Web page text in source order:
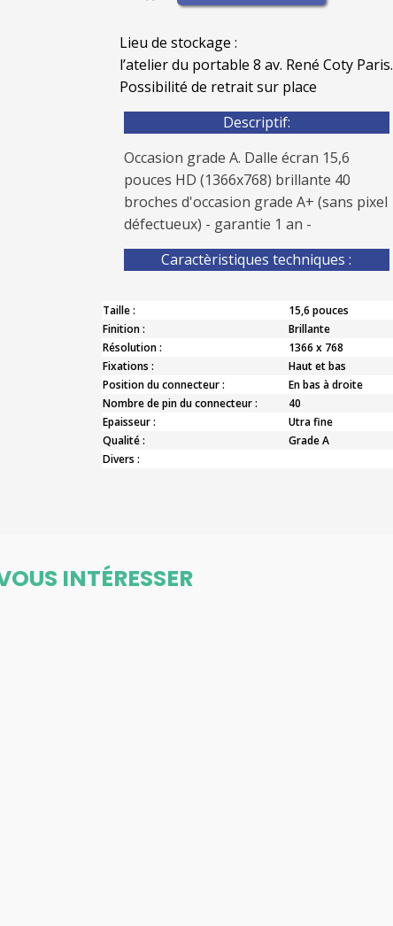
Lieu de stockage :
l’atelier du portable 8 av. René Coty Paris.
Possibilité de retrait sur place
Descriptif:
Occasion grade A. Dalle écran 15,6
pouces HD (1366x768) brillante 40
broches d'occasion grade A+ (sans pixel
défectueux) - garantie 1 an -
Caractèristiques techniques :
Taille :
15,6 pouces
Finition :
Brillante
Résolution :
1366 x 768
Fixations :
Haut et bas
Position du connecteur :
En bas à droite
Nombre de pin du connecteur :
40
Epaisseur :
Utra fine
Qualité :
Grade A
Divers :
INTÉRESSER